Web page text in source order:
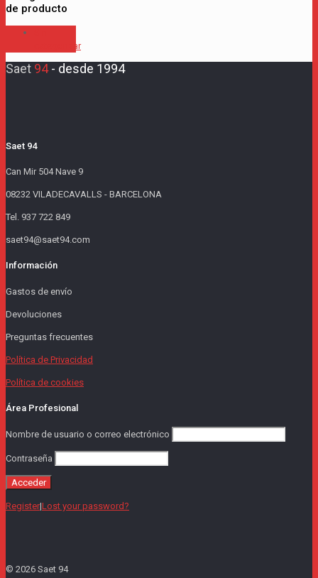
de producto
categorizar
Saet 94- desde 1994
Saet 94
Can Mir 504 Nave 9
08232 VILADECAVALLS - BARCELONA
Tel. 937 722 849
saet94@saet94.com
Información
Gastos de envío
Devoluciones
Preguntas frecuentes
Política de Privacidad
Política de cookies
Área Profesional
Nombre de usuario o correo electrónico
Contraseña
Register|Lost your password?
© 2026 Saet 94